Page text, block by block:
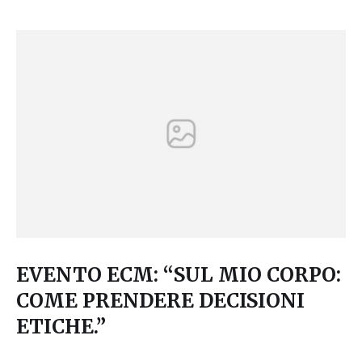
EVENTO ECM: “SUL MIO CORPO:
COME PRENDERE DECISIONI
ETICHE.”